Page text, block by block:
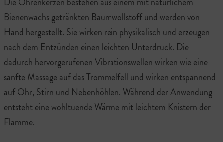
Bienenwachs getränkten Baumwollstoff und werden von
Hand hergestellt. Sie wirken rein physikalisch und erzeugen
nach dem Entzünden einen leichten Unterdruck. Die
dadurch hervorgerufenen Vibrationswellen wirken wie eine
sanfte Massage auf das Trommelfell und wirken entspannend
auf Ohr, Stirn und Nebenhöhlen. Während der Anwendung
entsteht eine wohltuende Wärme mit leichtem Knistern der
Flamme.